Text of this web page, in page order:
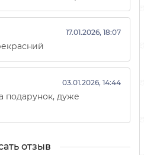
17.01.2026, 18:07
03.01.2026, 14:44
подарунок, дуже
отзыв